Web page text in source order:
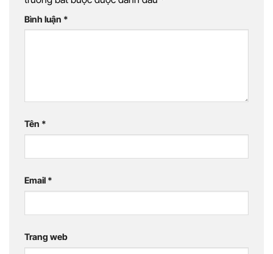
Bình luận *
Tên *
Email *
Trang web